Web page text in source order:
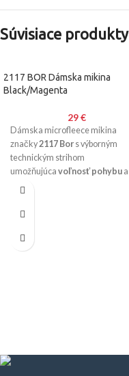
Súvisiace produkty
2117 BOR Dámska mikina
Black/Magenta
29€
Dámska microfleece mikina
značky2117 Bor s výborným
technickým strihom
umožňujúca voľnosť pohybu a
veľmi dobrými funkčnými